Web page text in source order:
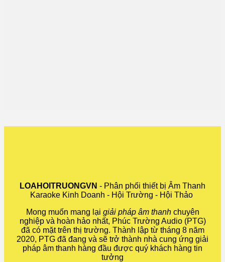
LOAHOITRUONGVN - Phân phối thiết bị Âm Thanh
Karaoke Kinh Doanh - Hội Trường - Hội Thảo
Mong muốn mang lại giải pháp âm thanhchuyên
nghiệp và hoàn hảo nhất, Phúc Trường Audio (PTG)
đã có mặt trên thị trường. Thành lập từ tháng 8 năm
2020, PTG đã đang và sẽ trở thành nhà cung ứng giải
pháp âm thanh hàng đầu được quý khách hàng tin
tưởng